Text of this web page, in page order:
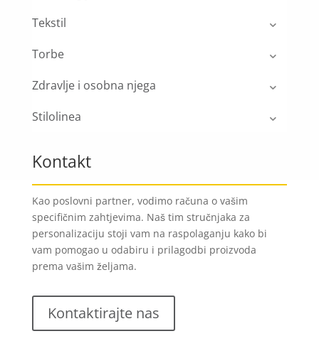
Tekstil
Torbe
Zdravlje i osobna njega
Stilolinea
Kontakt
Kao poslovni partner, vodimo računa o vašim
specifičnim zahtjevima. Naš tim stručnjaka za
personalizaciju stoji vam na raspolaganju kako bi
vam pomogao u odabiru i prilagodbi proizvoda
prema vašim željama.
Kontaktirajte nas